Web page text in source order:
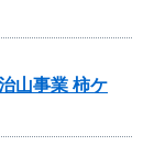
山事業 柿ケ